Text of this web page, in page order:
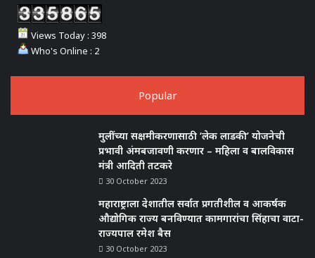
Views Today : 398
Who's Online : 2
Popular
मुलींच्या सक्षमीकरणासाठी ‘लेक लाडकी’ योजनेची
प्रभावी अंमबजावणी करणार – महिला व बालविकास
मंत्री आदिती तटकरे
30 October 2023
महाराष्ट्राला देशातील सर्वात प्रगतीशील व आकर्षक
औद्योगिक राज्य बनविण्यात कामगारांचा सिंहाचा वाटा-
राज्यपाल रमेश बैस
30 October 2023